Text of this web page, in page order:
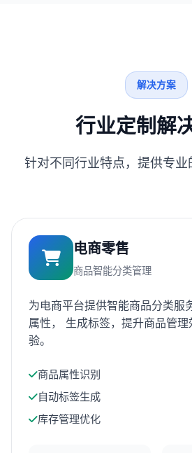
解决方案
行业定制解
针对不同行业特点，提供专
电商零售
商品智能分类管理
为电商平台提供智能商品分类服
属性， 生成标签，提升商品管
验。
商品属性识别
自动标签生成
库存管理优化